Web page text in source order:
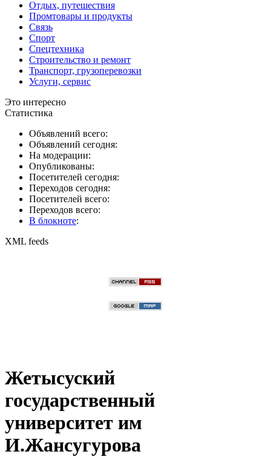
Отдых, путешествия
Промтовары и продукты
Связь
Спорт
Спецтехника
Строительство и ремонт
Транспорт, грузоперевозки
Услуги, сервис
Это интересно
Статистика
Объявлений всего:
Объявлений сегодня:
На модерации:
Опубликованы:
Посетителей сегодня:
Переходов сегодня:
Посетителей всего:
Переходов всего:
В блокноте:
XML feeds
Жетысуский
государственный
университет им
И.Жансугурова